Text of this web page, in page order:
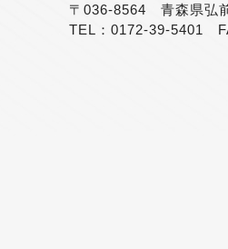
〒036-8564 青森県弘
TEL：0172-39-5401